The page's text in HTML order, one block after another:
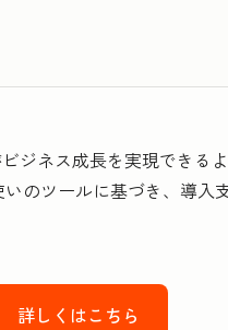
ジネス成長を実現できる
のツールに基づき、導入
詳しくはこちら